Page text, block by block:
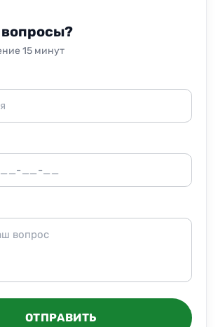
15 минут
ОТПРАВИТЬ
работ зависит от заставленности
но в среднем занимает от двух до
Все сотрудники прошли инструктаж и
инвентарём.